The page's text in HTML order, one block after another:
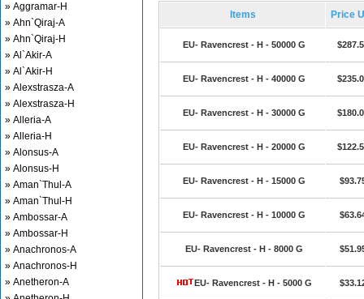
» Aggramar-H
» Ahn`Qiraj-A
» Ahn`Qiraj-H
» Al`Akir-A
» Al`Akir-H
» Alexstrasza-A
» Alexstrasza-H
» Alleria-A
» Alleria-H
» Alonsus-A
» Alonsus-H
» Aman`Thul-A
» Aman`Thul-H
» Ambossar-A
» Ambossar-H
» Anachronos-A
» Anachronos-H
» Anetheron-A
Items Price
EU- Ravencrest - H - 50000 G
EU- Ravencrest - H - 40000 G
EU- Ravencrest - H - 30000 G
EU- Ravencrest - H - 20000 G
EU- Ravencrest - H - 15000 G
EU- Ravencrest - H - 10000 G
EU- Ravencrest - H - 8000 G
EU- Ravencrest - H - 5000 G